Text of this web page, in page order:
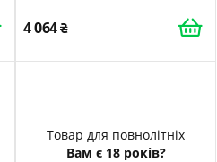
4 064
Товар для повнолітніх
Вам є 18 років?